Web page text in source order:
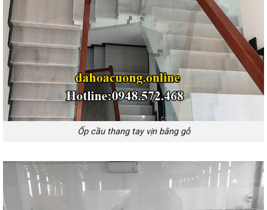
Ốp cầu thang tay vịn bằng gỗ